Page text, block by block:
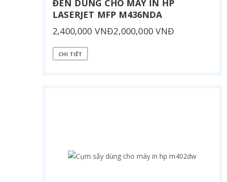
ĐÈN DÙNG CHO MÁY IN HP
LASERJET MFP M436NDA
2,400,000 VNĐ2,000,000 VNĐ
CHI TIẾT